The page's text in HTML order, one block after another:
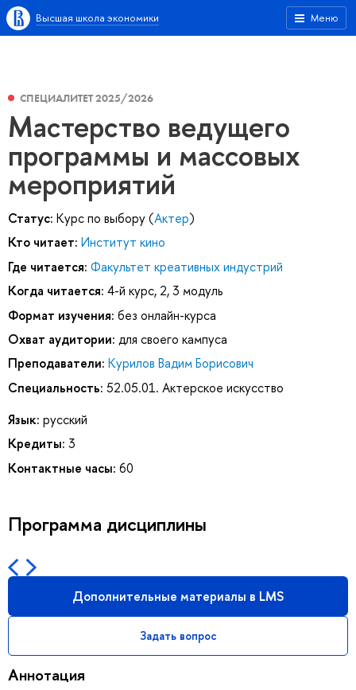
Меню
Высшая школа экономики
СПЕЦИАЛИТЕТ 2025/2026
Мастерство ведущего
программы и массовых
мероприятий
Статус: Курс по выбору (Актер)
Кто читает: Институт кино
Где читается: Факультет креативных индустрий
Когда читается: 4-й курс, 2, 3 модуль
Формат изучения: без онлайн-курса
Охват аудитории: для своего кампуса
Преподаватели: Курилов Вадим Борисович
Специальность: 52.05.01. Актерское искусство
Язык: русский
Кредиты: 3
Контактные часы: 60
Программа дисциплины
Дополнительные материалы в LMS
Задать вопрос
Аннотация